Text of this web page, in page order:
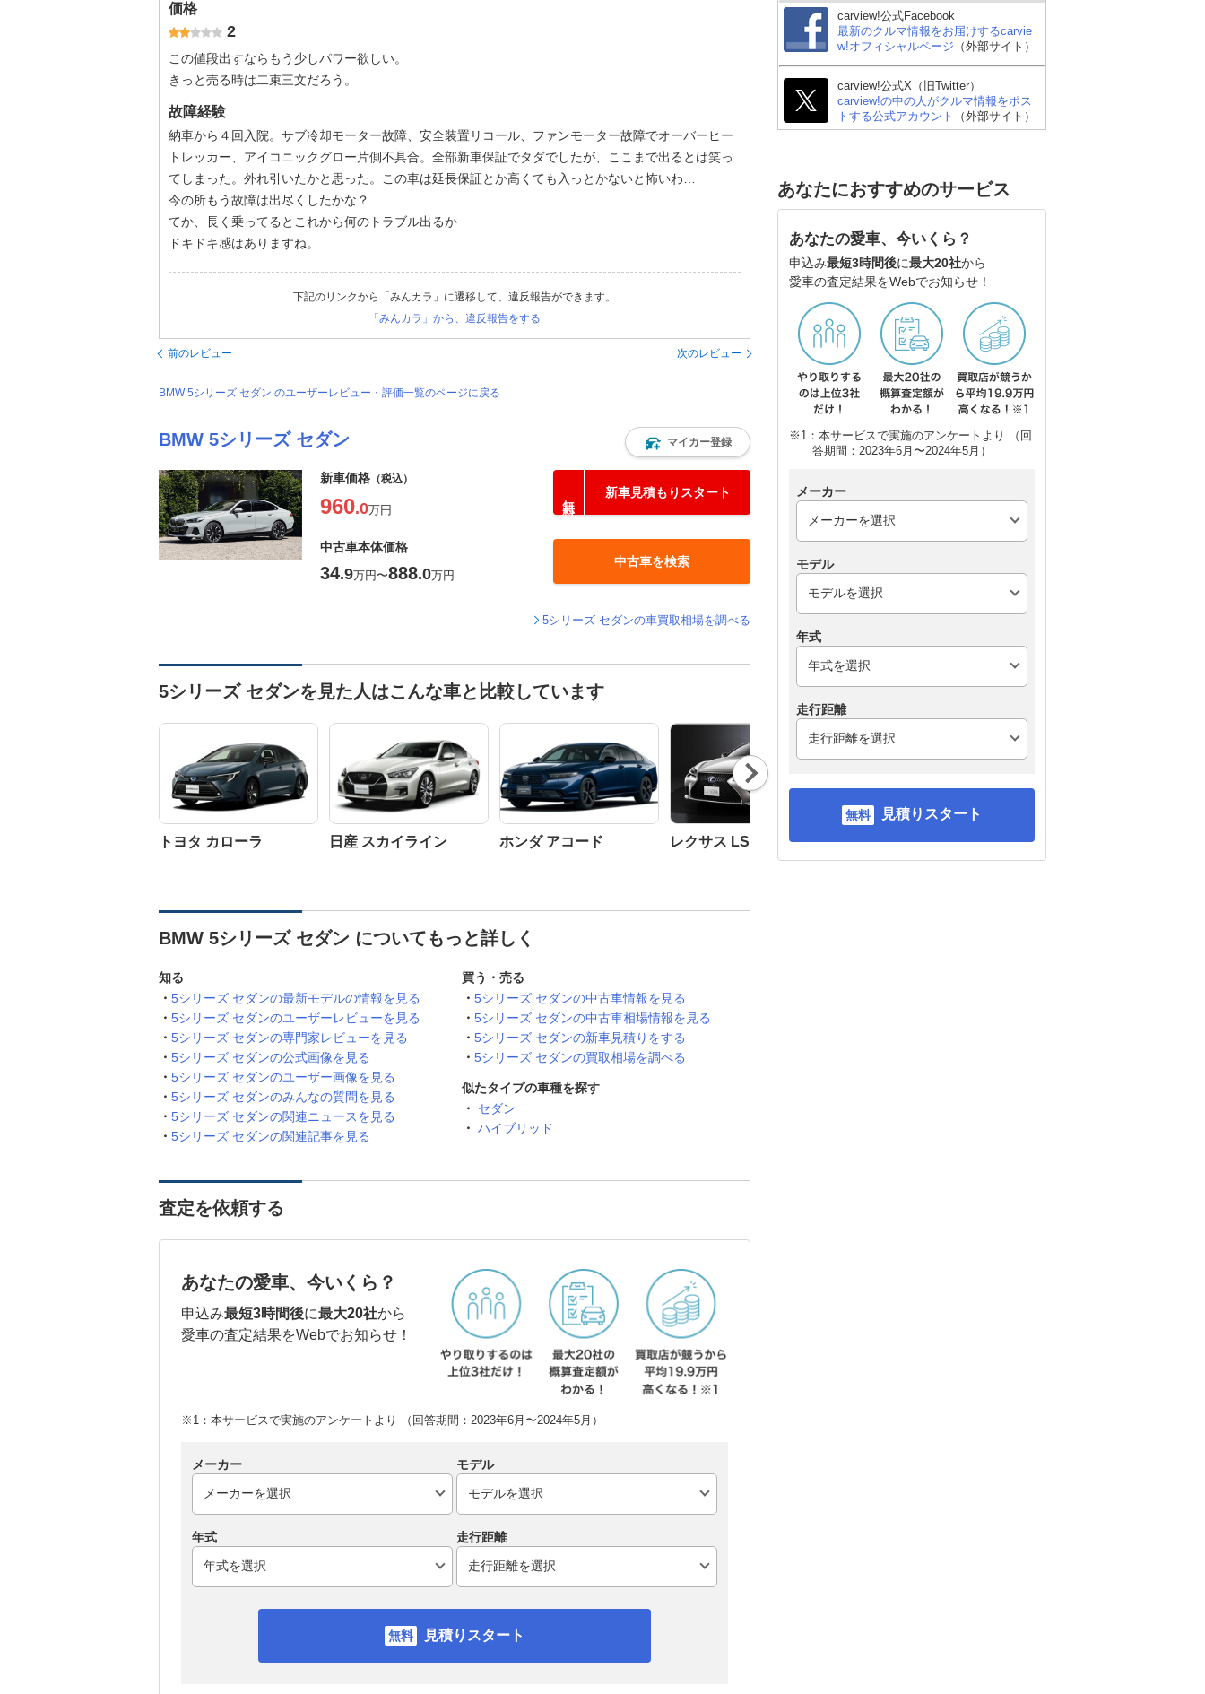
価格
2
この値段出すならもう少しパワー欲しい。
きっと売る時は二束三文だろう。
故障経験
納車から４回入院。サブ冷却モーター故障、安全装置リコール、ファンモーター故障でオーバーヒー
トレッカー、アイコニックグロー片側不具合。全部新車保証でタダでしたが、ここまで出るとは笑っ
てしまった。外れ引いたかと思った。この車は延長保証とか高くても入っとかないと怖いわ…
今の所もう故障は出尽くしたかな？
てか、長く乗ってるとこれから何のトラブル出るか
ドキドキ感はありますね。
下記のリンクから「みんカラ」に遷移して、違反報告ができます。
「みんカラ」から、違反報告をする
前のレビュー 次のレビュー
BMW 5シリーズ セダン のユーザーレビュー・評価一覧のページに戻る
BMW 5シリーズ セダン マイカー登録
新車価格 （税込）
960.0万円
新車見積もりスタート
中古車本体価格
34.9万円〜888.0万円
中古車を検索
5シリーズ セダンの車買取相場を調べる
5シリーズ セダンを見た人はこんな車と比較しています
トヨタ カローラ 日産 スカイライン ホンダ アコード レクサス LS
レクサス ISハイブリッ
ド
スバル WRX S4
Nex
t
BMW 5シリーズ セダン についてもっと詳しく
知る
5シリーズ セダンの最新モデルの情報を見る
5シリーズ セダンのユーザーレビューを見る
5シリーズ セダンの専門家レビューを見る
5シリーズ セダンの公式画像を見る
5シリーズ セダンのユーザー画像を見る
5シリーズ セダンのみんなの質問を見る
5シリーズ セダンの関連ニュースを見る
5シリーズ セダンの関連記事を見る
買う・売る
5シリーズ セダンの中古車情報を見る
5シリーズ セダンの中古車相場情報を見る
5シリーズ セダンの新車見積りをする
5シリーズ セダンの買取相場を調べる
似たタイプの車種を探す
セダン
ハイブリッド
査定を依頼する
あなたの愛車、今いくら？
申込み最短3時間後に最大20社から
愛車の査定結果をWebでお知らせ！
※1：本サービスで実施のアンケートより （回答期間：2023年6月〜2024年5月）
メーカー モデル
年式 走行距離
見積りスタート
carview!公式Facebook
最新のクルマ情報をお届けするcarvie
w!オフィシャルページ （外部サイト）
carview!公式X（旧Twitter）
carview!の中の人がクルマ情報をポス
トする公式アカウント
（外部サイト）
あなたにおすすめのサービス
あなたの愛車、今いくら？
申込み最短3時間後に最大20社から
愛車の査定結果をWebでお知らせ！
※1：本サービスで実施のアンケートより （回
答期間：2023年6月〜2024年5月）
メーカー
モデル
年式
走行距離
見積りスタート